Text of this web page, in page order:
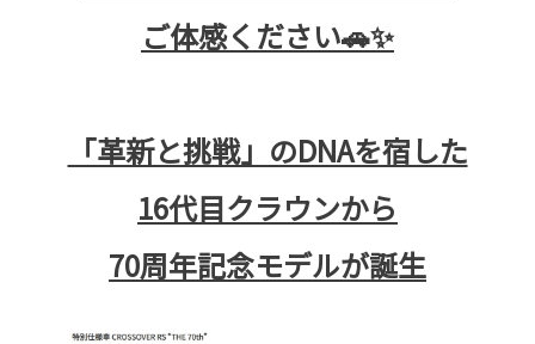
ご体感ください🚗✨
「革新と挑戦」のDNAを宿した
16代目クラウンから
70周年記念モデルが誕生